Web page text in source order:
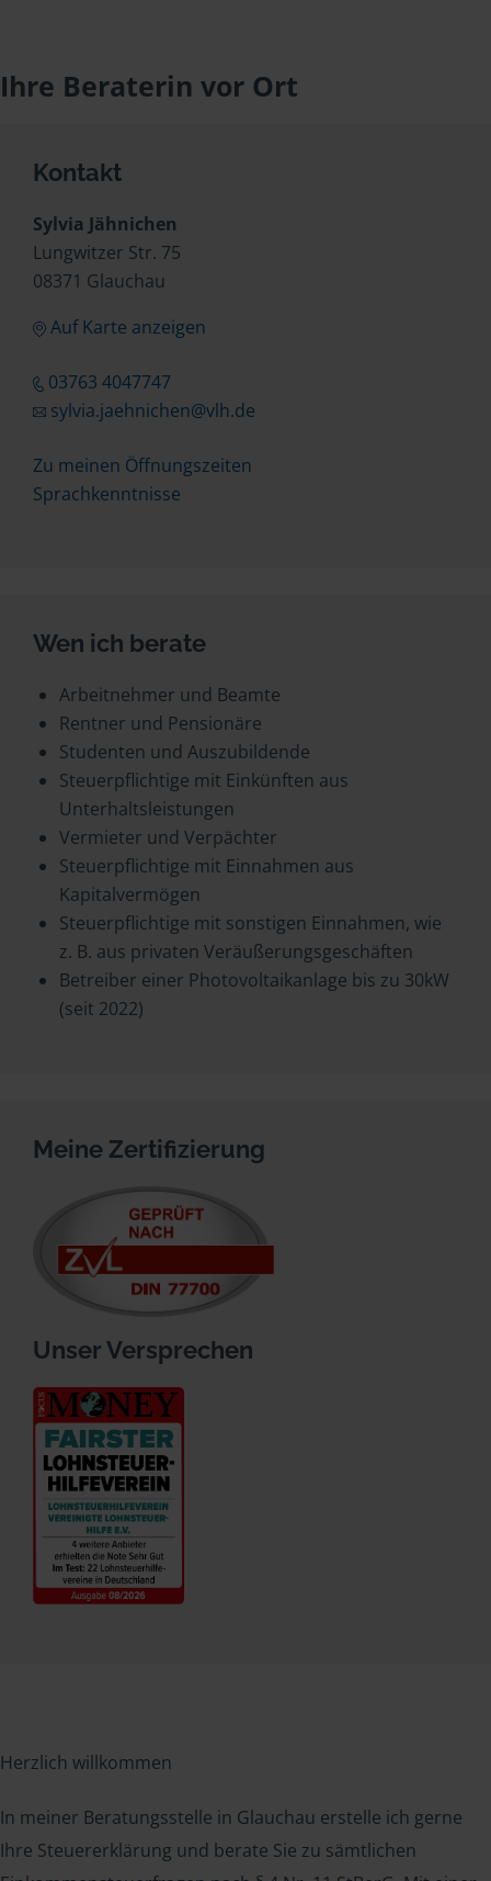
Ihre Beraterin vor Ort
Kontakt
Sylvia Jähnichen
Lungwitzer Str. 75
08371 Glauchau
Auf Karte anzeigen
03763 4047747
sylvia.jaehnichen@vlh.de
Zu meinen Öffnungszeiten
Sprachkenntnisse
Wen ich berate
Arbeitnehmer und Beamte
Rentner und Pensionäre
Studenten und Auszubildende
Steuerpflichtige mit Einkünften aus
Unterhaltsleistungen
Vermieter und Verpächter
Steuerpflichtige mit Einnahmen aus
Kapitalvermögen
Steuerpflichtige mit sonstigen Einnahmen, wie
z. B. aus privaten Veräußerungsgeschäften
Betreiber einer Photovoltaikanlage bis zu 30kW
(seit 2022)
Meine Zertifizierung
Unser Versprechen
Herzlich willkommen
In meiner Beratungsstelle in Glauchau erstelle ich gerne
Ihre Steuererklärung und berate Sie zu sämtlichen